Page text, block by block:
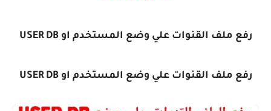
رفع ملف القنوات علي وضع المستخدم او USER DB
رفع ملف القنوات علي وضع المستخدم او USER DB